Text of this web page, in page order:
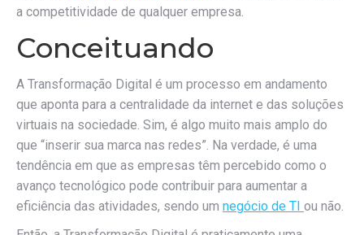
a competitividade de qualquer empresa.
Conceituando
A Transformação Digital é um processo em andamento
que aponta para a centralidade da internet e das soluções
virtuais na sociedade. Sim, é algo muito mais amplo do
que “inserir sua marca nas redes”. Na verdade, é uma
tendência em que as empresas têm percebido como o
avanço tecnológico pode contribuir para aumentar a
eficiência das atividades, sendo um negócio de TI ou não.